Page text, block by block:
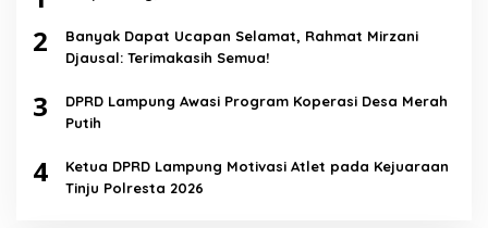
2
Banyak Dapat Ucapan Selamat, Rahmat Mirzani
Djausal: Terimakasih Semua!
3
DPRD Lampung Awasi Program Koperasi Desa Merah
Putih
4
Ketua DPRD Lampung Motivasi Atlet pada Kejuaraan
Tinju Polresta 2026